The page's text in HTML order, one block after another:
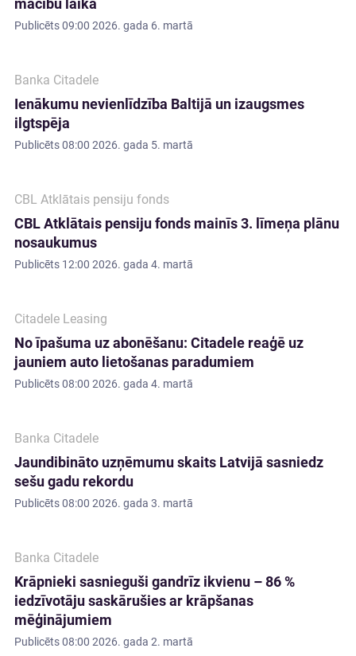
mācību laikā
Publicēts09:00 2026. gada 6. martā
Banka Citadele
Ienākumu nevienlīdzība Baltijā un izaugsmes
ilgtspēja
Publicēts08:00 2026. gada 5. martā
CBL Atklātais pensiju fonds
CBL Atklātais pensiju fonds mainīs 3. līmeņa plānu
nosaukumus
Publicēts 12:00 2026. gada 4. martā
Citadele Leasing
No īpašuma uz abonēšanu: Citadele reaģē uz
jauniem auto lietošanas paradumiem
Publicēts08:00 2026. gada 4. martā
Banka Citadele
Jaundibināto uzņēmumu skaits Latvijā sasniedz
sešu gadu rekordu
Publicēts08:00 2026. gada 3. martā
Banka Citadele
Krāpnieki sasnieguši gandrīz ikvienu – 86 %
iedzīvotāju saskārušies ar krāpšanas
mēģinājumiem
Publicēts08:00 2026. gada 2. martā